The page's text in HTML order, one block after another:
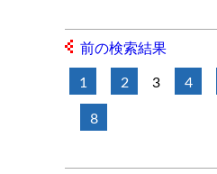
前の検索結果
1 2 3 4
8